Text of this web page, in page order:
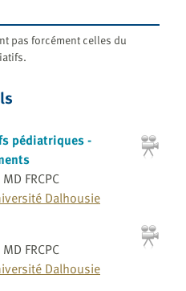
pas forcément celles du
pédiatriques -
FRCPC
Dalhousie
FRCPC
Dalhousie